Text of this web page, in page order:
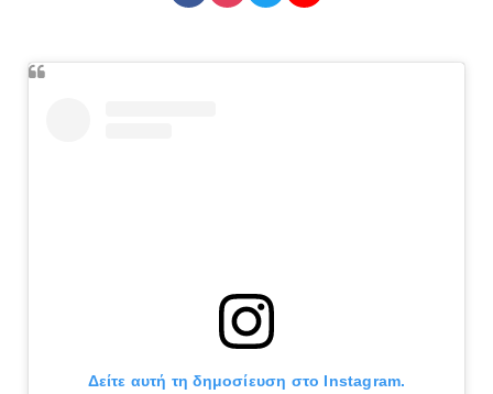
Δείτε αυτή τη δημοσίευση στο Instagram.